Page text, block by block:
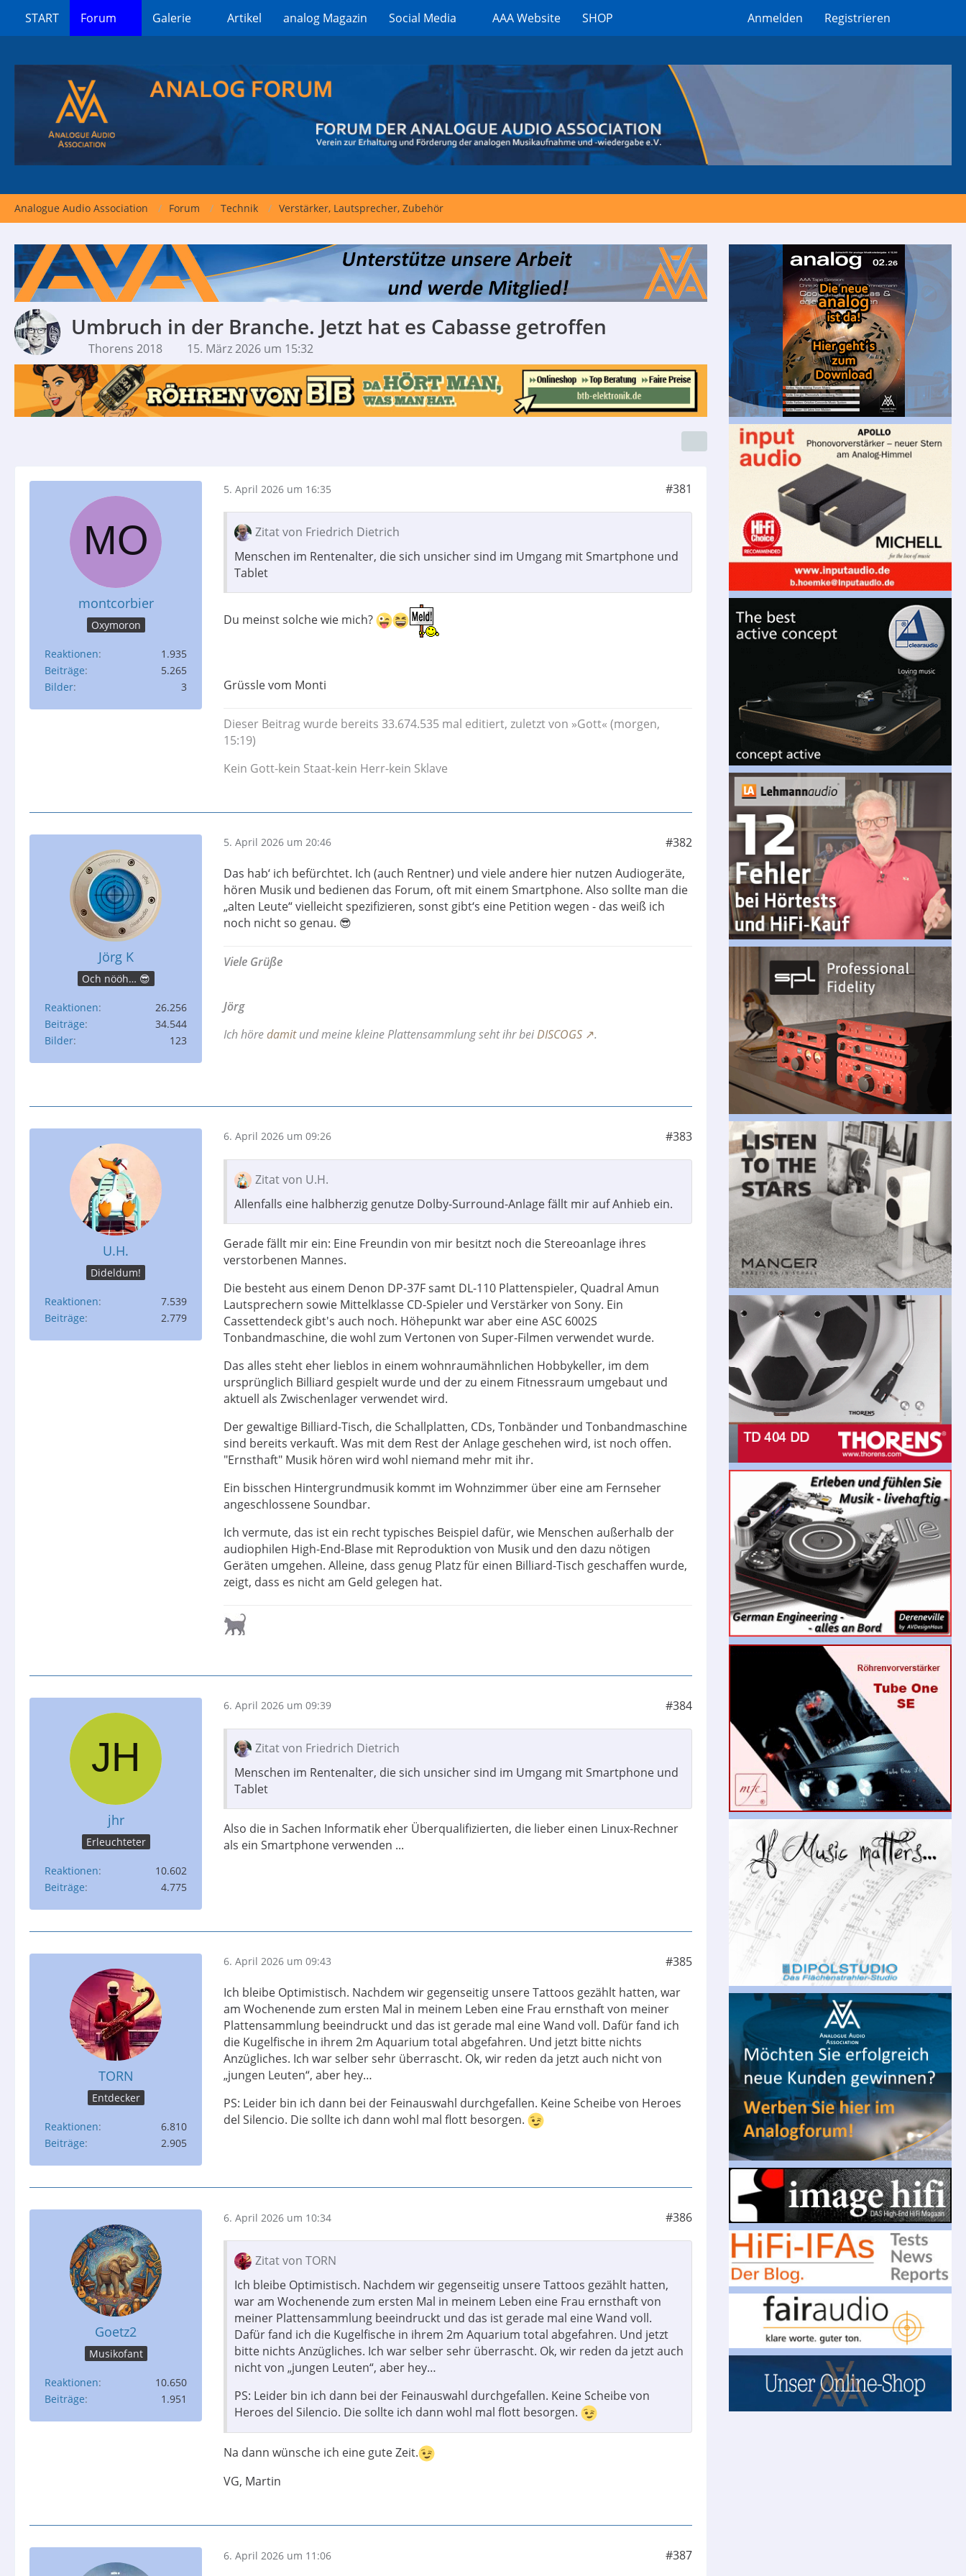
START Forum Galerie Artikel analog Magazin Social Media AAA Website SHOP Anmelden Registrieren
Analogue Audio Association Forum Technik Verstärker, Lautsprecher, Zubehör
Umbruch in der Branche. Jetzt hat es Cabasse getroffen
Thorens 2018 15. März 2026 um 15:32
montcorbier
Oxymoron
Reaktionen
1.935
Beiträge
5.265
Bilder
3
5. April 2026 um 16:35 #381
Zitat von Friedrich Dietrich
Menschen im Rentenalter, die sich unsicher sind im Umgang mit Smartphone und
Tablet
Du meinst solche wie mich?
Grüssle vom Monti
Dieser Beitrag wurde bereits 33.674.535 mal editiert, zuletzt von »Gott« (morgen,
15:19)
Kein Gott-kein Staat-kein Herr-kein Sklave
Jörg K
Och nööh… 😎
Reaktionen
26.256
Beiträge
34.544
Bilder
123
5. April 2026 um 20:46
#382
Das hab‘ ich befürchtet. Ich (auch Rentner) und viele andere hier nutzen Audiogeräte,
hören Musik und bedienen das Forum, oft mit einem Smartphone. Also sollte man die
„alten Leute“ vielleicht spezifizieren, sonst gibt‘s eine Petition wegen - das weiß ich
noch nicht so genau. 😎
Viele Grüße
Jörg
Ich höredamitund meine kleine Plattensammlung seht ihrbeiDISCOGS .
U.H.
Dideldum!
Reaktionen
7.539
Beiträge
2.779
6. April 2026 um 09:26 #383
Zitat von U.H.
Allenfalls eine halbherzig genutze Dolby-Surround-Anlage fällt mir auf Anhieb ein.
Gerade fällt mir ein: Eine Freundin von mir besitzt noch die Stereoanlage ihres
verstorbenen Mannes.
Die besteht aus einem Denon DP-37F samt DL-110 Plattenspieler, Quadral Amun
Lautsprechern sowie Mittelklasse CD-Spieler und Verstärker von Sony. Ein
Cassettendeck gibt's auch noch. Höhepunkt war aber eine ASC 6002S
Tonbandmaschine, die wohl zum Vertonen von Super-Filmen verwendet wurde.
Das alles steht eher lieblos in einem wohnraumähnlichen Hobbykeller, im dem
ursprünglich Billiard gespielt wurde und der zu einem Fitnessraum umgebaut und
aktuell als Zwischenlager verwendet wird.
Der gewaltige Billiard-Tisch, die Schallplatten, CDs, Tonbänder und Tonbandmaschine
sind bereits verkauft. Was mit dem Rest der Anlage geschehen wird, ist noch offen.
"Ernsthaft" Musik hören wird wohl niemand mehr mit ihr.
Ein bisschen Hintergrundmusik kommt im Wohnzimmer über eine am Fernseher
angeschlossene Soundbar.
Ich vermute, das ist ein recht typisches Beispiel dafür, wie Menschen außerhalb der
audiophilen High-End-Blase mit Reproduktion von Musik und den dazu nötigen
Geräten umgehen. Alleine, dass genug Platz für einen Billiard-Tisch geschaffen wurde,
zeigt, dass es nicht am Geld gelegen hat.
jhr
Erleuchteter
Reaktionen
10.602
Beiträge
4.775
6. April 2026 um 09:39 #384
Zitat von Friedrich Dietrich
Menschen im Rentenalter, die sich unsicher sind im Umgang mit Smartphone und
Tablet
Also die in Sachen Informatik eher Überqualifizierten, die lieber einen Linux-Rechner
als ein Smartphone verwenden ...
TORN
Entdecker
Reaktionen
6.810
Beiträge
2.905
6. April 2026 um 09:43
#385
Ich bleibe Optimistisch. Nachdem wir gegenseitig unsere Tattoos gezählt hatten, war
am Wochenende zum ersten Mal in meinem Leben eine Frau ernsthaft von meiner
Plattensammlung beeindruckt und das ist gerade mal eine Wand voll. Dafür fand ich
die Kugelfische in ihrem 2m Aquarium total abgefahren. Und jetzt bitte nichts
Anzügliches. Ich war selber sehr überrascht. Ok, wir reden da jetzt auch nicht von
„jungen Leuten“, aber hey…
PS: Leider bin ich dann bei der Feinauswahl durchgefallen. Keine Scheibe von Heroes
del Silencio. Die sollte ich dann wohl mal flott besorgen.
Goetz2
Musikofant
Reaktionen
10.650
Beiträge
1.951
6. April 2026 um 10:34 #386
Zitat von TORN
Ich bleibe Optimistisch. Nachdem wir gegenseitig unsere Tattoos gezählt hatten,
war am Wochenende zum ersten Mal in meinem Leben eine Frau ernsthaft von
meiner Plattensammlung beeindruckt und das ist gerade mal eine Wand voll.
Dafür fand ich die Kugelfische in ihrem 2m Aquarium total abgefahren. Und jetzt
bitte nichts Anzügliches. Ich war selber sehr überrascht. Ok, wir reden da jetzt auch
nicht von „jungen Leuten“, aber hey…
PS: Leider bin ich dann bei der Feinauswahl durchgefallen. Keine Scheibe von
Heroes del Silencio. Die sollte ich dann wohl mal flott besorgen.
Na dann wünsche ich eine gute Zeit.
VG, Martin
6. April 2026 um 11:06 #387